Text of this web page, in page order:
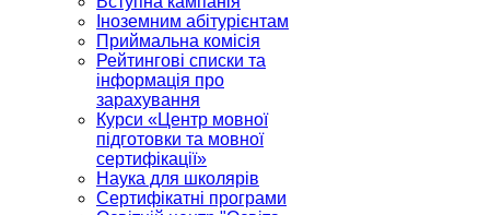
Іноземним абітурієнтам
Приймальна комісія
Рейтингові списки та
інформація про
зарахування
Курси «Центр мовної
підготовки та мовної
сертифікації»
Наука для школярів
Сертифікатні програми